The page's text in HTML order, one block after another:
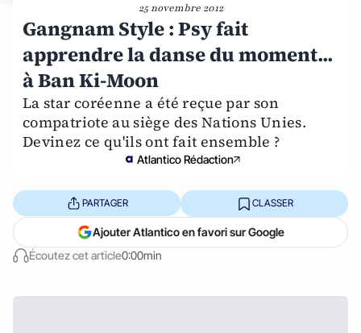
25 novembre 2012
Gangnam Style : Psy fait
apprendre la danse du moment...
à Ban Ki-Moon
La star coréenne a été reçue par son
compatriote au siège des Nations Unies.
Devinez ce qu'ils ont fait ensemble ?
Atlantico Rédaction
Écoutez cet article0:00min
PARTAGER CLASSER
Ajouter Atlantico en favori sur Google